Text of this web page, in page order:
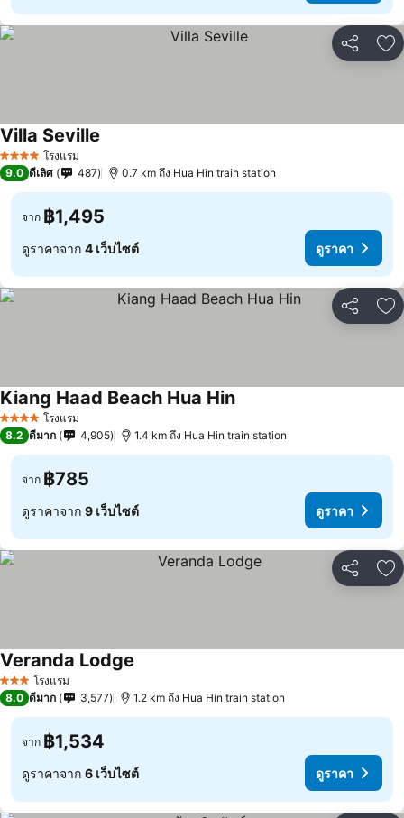
แชร์ เ
4 ดาว โรงแรม
Villa Seville
9.0 ดีเลิศ 487 0.7 km ถึง Hua Hin train station
จาก ฿1,495
ดูราคาจาก 4 เว็บไซต์ ดูราคา
แชร์ เ
4 ดาว โรงแรม
Kiang Haad Beach Hua Hin
8.2 ดีมาก 4,905 1.4 km ถึง Hua Hin train station
จาก ฿785
ดูราคาจาก 9 เว็บไซต์ ดูราคา
แชร์ เ
3 ดาว โรงแรม
Veranda Lodge
8.0 ดีมาก 3,577 1.2 km ถึง Hua Hin train station
จาก ฿1,534
ดูราคาจาก 6 เว็บไซต์ ดูราคา